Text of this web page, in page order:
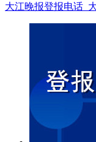
大江晚报登报电话_